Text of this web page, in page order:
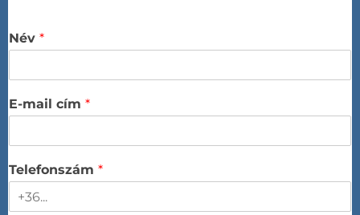
Név *
E-mail cím *
Telefonszám *